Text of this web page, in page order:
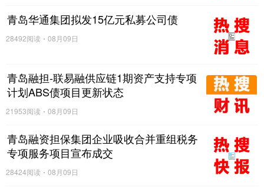
青岛华通集团拟发15亿元私募公司债
28492阅读 08月09日
青岛融担-联易融供应链1期资产支持专项
计划ABS债项目更新状态
21953阅读 08月09日
青岛融资担保集团企业吸收合并重组税务
专项服务项目宣布成交
28424阅读 08月09日